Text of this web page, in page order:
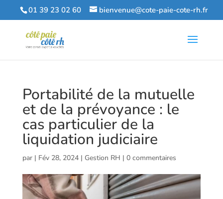
01 39 23 02 60 bienvenue@cote-paie-cote-rh.fr
Portabilité de la mutuelle
et de la prévoyance : le
cas particulier de la
liquidation judiciaire
par | Fév 28, 2024| Gestion RH | 0 commentaires